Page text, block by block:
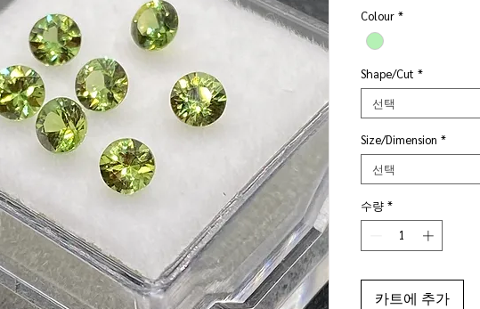
Colour *
Shape/Cut *
선택
Size/Dimension *
선택
수량 *
카트에 추가